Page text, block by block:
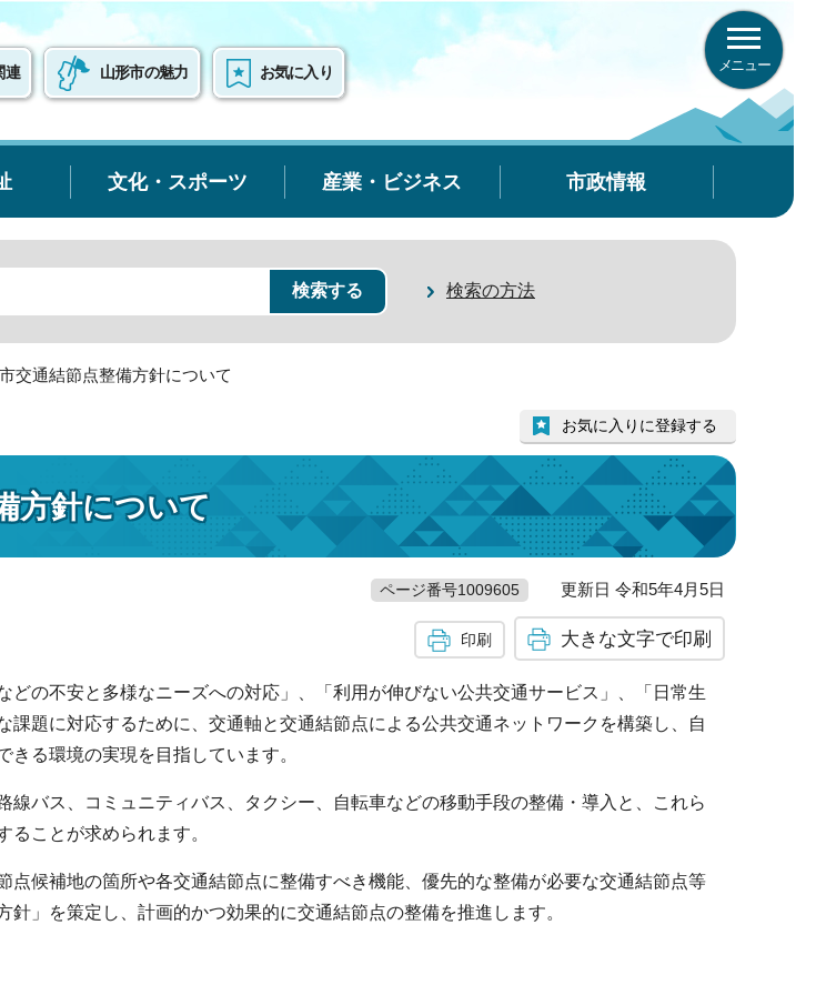
連 山形市の魅力 お気に入り メニュー
文化・スポーツ 産業・ビジネス 市政情報
検索の方法
交通結節点整備方針について
方針について
お気に入りに登録する
ページ番号1009605 更新日 令和5年4月5日
印刷 大きな文字で印刷
の不安と多様なニーズへの対応」、「利用が伸びない公共交通サービス」、「日常生
課題に対応するために、交通軸と交通結節点による公共交通ネットワークを構築し、自
る環境の実現を目指しています。
バス、コミュニティバス、タクシー、自転車などの移動手段の整備・導入と、これら
ることが求められます。
候補地の箇所や各交通結節点に整備すべき機能、優先的な整備が必要な交通結節点等
針」を策定し、計画的かつ効果的に交通結節点の整備を推進します。